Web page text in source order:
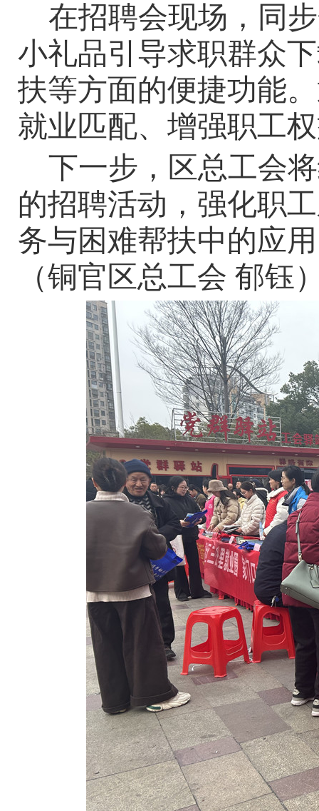
在招聘会现场，同
小礼品引导求职群众
扶等方面的便捷功能
就业匹配、增强职工
下一步，区总工会
的招聘活动，强化职
务与困难帮扶中的应
（铜官区总工会 郁钰